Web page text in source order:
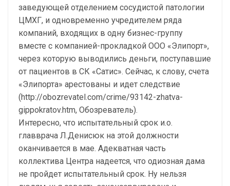
заведующей отделением сосудистой патологии
ЦМХГ, и одновременно учредителем ряда
компаний, входящих в одну бизнес-группу
вместе с компанией-прокладкой ООО «Элипорт»,
через которую выводились деньги, поступавшие
от пациентов в СК «Сатис». Сейчас, к слову, счета
«Элипорта» арестованы и идет следствие
(http://obozrevatel.com/crime/93142-zhatva-
gippokratov.htm, Обозреватель).
Интересно, что испытательный срок и.о.
главврача Л.Денисюк на этой должности
оканчивается в мае. Адекватная часть
коллектива Центра надеется, что одиозная дама
не пройдет испытательный срок. Ну нельзя